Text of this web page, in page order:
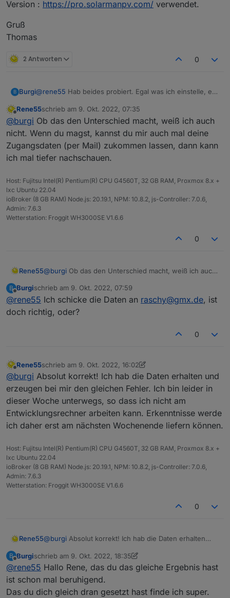
Version : https://pro.solarmanpv.com/ verwendet.
Gruß
Thomas
2 Antworten 0
B Burgi@rene55 Hab beides probiert. Egal was ich einstelle, es
Keine Ahnung ob das was macht, ich habe die Business
Version : https://pro.solarmanpv.com/ verwendet.
Gruß
Thomas
Offline
Rene55schrieb am 9. Okt. 2022, 07:35
zuletzt editiert von
@burgi Ob das den Unterschied macht, weiß ich auch
nicht. Wenn du magst, kannst du mir auch mal deine
Zugangsdaten (per Mail) zukommen lassen, dann kann
ich mal tiefer nachschauen.
Host: Fujitsu Intel(R) Pentium(R) CPU G4560T, 32 GB RAM, Proxmox 8.x +
lxc Ubuntu 22.04
ioBroker (8 GB RAM) Node.js: 20.19.1, NPM: 10.8.2, js-Controller: 7.0.6,
Admin: 7.6.3
Wetterstation: Froggit WH3000SE V1.6.6
0
Rene55@burgi Ob das den Unterschied macht, weiß ich auch
Zugangsdaten (per Mail) zukommen lassen, dann kann
ich mal tiefer nachschauen.
B
Offline
Burgischrieb am 9. Okt. 2022, 07:59
zuletzt editiert von
@rene55 Ich schicke die Daten an raschy@gmx.de, ist
doch richtig, oder?
0
Offline
Rene55schrieb am 9. Okt. 2022, 16:02
zuletzt editiert von Rene5510. Sept. 2022, 18:14
@burgi Absolut korrekt! Ich hab die Daten erhalten und
erzeugen bei mir den gleichen Fehler. Ich bin leider in
dieser Woche unterwegs, so dass ich nicht am
Entwicklungsrechner arbeiten kann. Erkenntnisse werde
ich daher erst am nächsten Wochenende liefern können.
Host: Fujitsu Intel(R) Pentium(R) CPU G4560T, 32 GB RAM, Proxmox 8.x +
lxc Ubuntu 22.04
ioBroker (8 GB RAM) Node.js: 20.19.1, NPM: 10.8.2, js-Controller: 7.0.6,
Admin: 7.6.3
Wetterstation: Froggit WH3000SE V1.6.6
0
Rene55@burgi Absolut korrekt! Ich hab die Daten erhalten
leider in dieser Woche unterwegs, so dass ich nicht
am Entwicklungsrechner arbeiten kann. Erkenntnisse
werde ich daher erst am nächsten Wochenende
liefern können.
B
Offline
Burgischrieb am 9. Okt. 2022, 18:35
zuletzt editiert von Burgi 10. Sept. 2022, 20:42
@rene55 Hallo Rene, das du das gleiche Ergebnis hast
ist schon mal beruhigend.
Das du dich gleich dran gesetzt hast finde ich super.